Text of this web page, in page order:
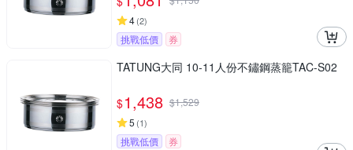
4(2)
挑戰低價 券
TATUNG大同 10-11人份不鏽鋼蒸籠TAC-S02
$1,438 $1,529
5 (1)
挑戰低價 券